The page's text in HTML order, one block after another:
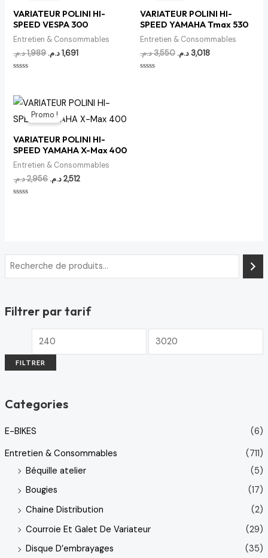
Filtrer par tarif
FILTRER
Categories
E-BIKES
(6)
Entretien & Consommables
(711)
Béquille atelier
(5)
Bougies
(17)
Chaine Distribution
(2)
Courroie Et Galet De Variateur
(29)
Disque D’embrayages
(35)
VARIATEUR POLINI HI-
SPEED VESPA 300
Entretien & Consommables
1,989د.م.
1,989 د.م..
1,691 د.م.
5
VARIATEUR POLINI HI-
SPEED YAMAHA Tmax 530
Entretien & Consommables
3,550د.م.
3,550 د.م..
3,018 د.م.
Promo !
VARIATEUR POLINI HI-
SPEED YAMAHA X-Max 400
Entretien & Consommables
2,956د.م.
Le
prix
initial
2,956 د.م..
2,512 د.م.
Le
actuel